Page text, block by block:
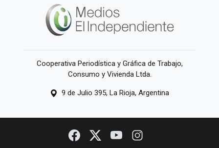
Cooperativa Periodística y Gráfica de Trabajo,
Consumo y Vivienda Ltda.
9 de Julio 395, La Rioja, Argentina